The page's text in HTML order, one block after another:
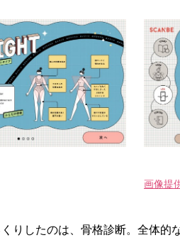
画像提
りしたのは、骨格診断。全体的